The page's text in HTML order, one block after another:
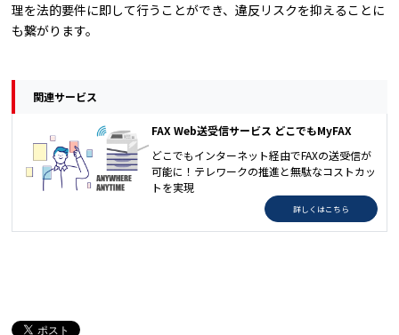
理を法的要件に即して行うことができ、違反リスクを抑えることに
も繋がります。
関連サービス
FAX Web送受信サービス どこでもMyFAX
どこでもインターネット経由でFAXの送受信が
可能に！テレワークの推進と無駄なコストカッ
トを実現
詳しくはこちら